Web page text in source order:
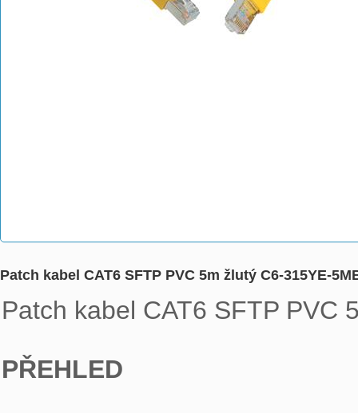
Patch kabel CAT6 SFTP PVC 5m žlutý C6-315YE-
Patch kabel CAT6 SFTP PVC
PŘEHLED